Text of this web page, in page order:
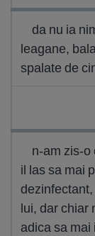
da nu ia
leagane,
spalate de
n-am zis-o
il las sa mai
lui, dar chiar
adica sa